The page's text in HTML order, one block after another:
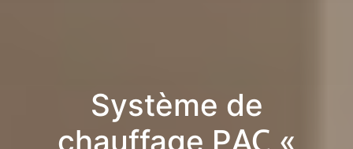
Système de
chauffage PAC «